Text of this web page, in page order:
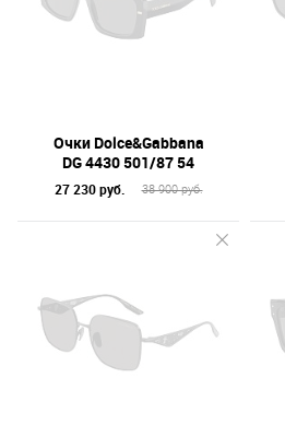
Очки Dolce&Gabbana
DG 4430 501/87 54
27 230 руб. 38 900 руб.